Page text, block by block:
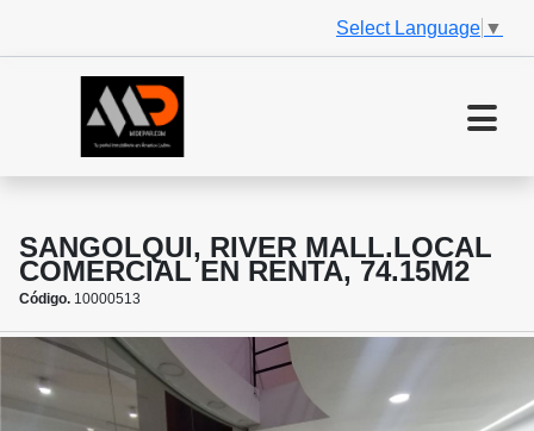
Select Language ▼
SANGOLQUI, RIVER MALL.LOCAL
COMERCIAL EN RENTA, 74.15M2
Código. 10000513